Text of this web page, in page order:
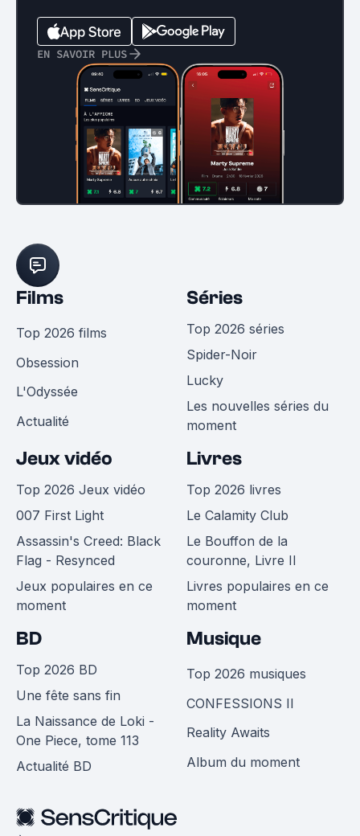
EN SAVOIR PLUS
Films
Top 2026 films
Obsession
L'Odyssée
Actualité
Séries
Top 2026 séries
Spider-Noir
Lucky
Les nouvelles séries du
moment
Jeux vidéo
Top 2026 Jeux vidéo
007 First Light
Assassin's Creed: Black
Flag - Resynced
Jeux populaires en ce
moment
Livres
Top 2026 livres
Le Calamity Club
Le Bouffon de la
couronne, Livre II
Livres populaires en ce
moment
BD
Top 2026 BD
Une fête sans fin
La Naissance de Loki -
One Piece, tome 113
Actualité BD
Musique
Top 2026 musiques
CONFESSIONS II
Reality Awaits
Album du moment